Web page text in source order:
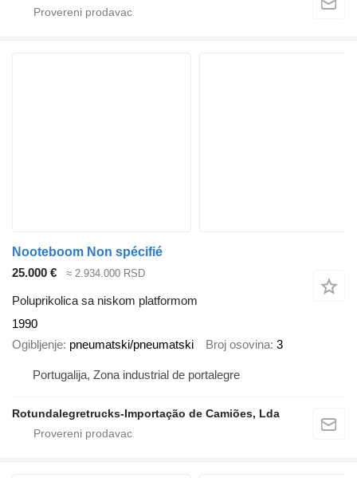
Nooteboom Non spécifié
25.000 €
≈ 2.934.000 RSD
Poluprikolica sa niskom platformom
1990
Ogibljenje pneumatski/pneumatski Broj osovina 3
Portugalija, Zona industrial de portalegre
Rotundalegretrucks-Importação de Camiões, Lda